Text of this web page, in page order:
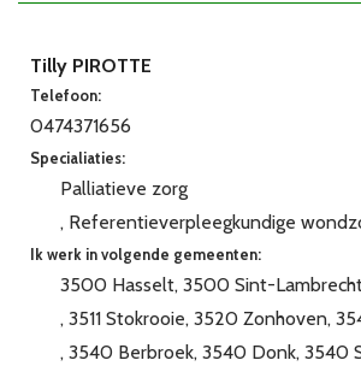
Tilly PIROTTE
Telefoon:
0474371656
Specialiaties:
Palliatieve zorg
Referentieverpleegkundige
Ik werk in volgende gemeenten:
3500 Hasselt 3500 Sint-
3511 Stokrooie 3520 Zonhoven
3540 Berbroek 3540 Donk 3540